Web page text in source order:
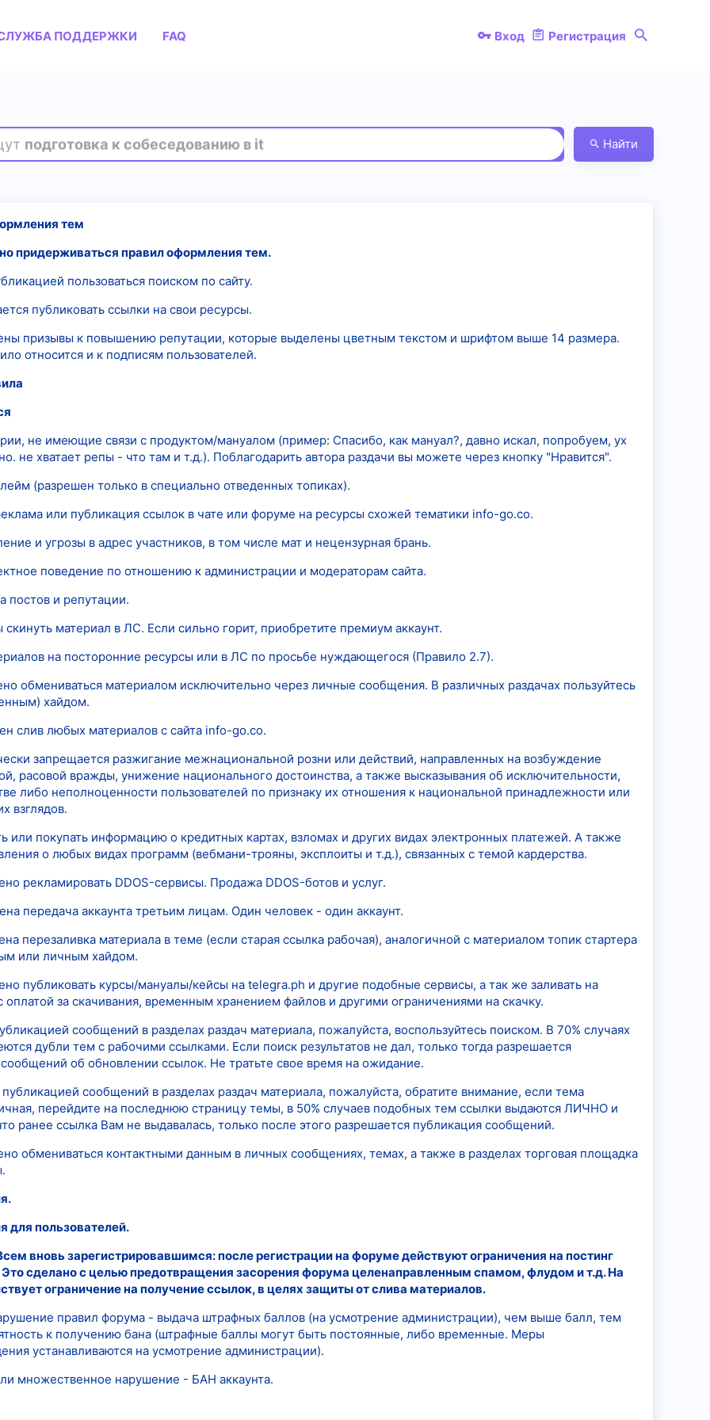
ПОДДЕРЖКИ FAQ Вход Регистрация
подготовка к собеседованию в it
Найти
тем
придерживаться правил оформления тем.
пользоваться поиском по сайту.
публиковать ссылки на свои ресурсы.
призывы к повышению репутации, которые выделены цветным текстом и шрифтом выше 14 размера.
относится и к подписям пользователей.
не имеющие связи с продуктом/мануалом (пример: Спасибо, как мануал?, давно искал, попробуем, ух
не хватает репы - что там и т.д.). Поблагодарить автора раздачи вы можете через кнопку "Нравится".
(разрешен только в специально отведенных топиках).
или публикация ссылок в чате или форуме на ресурсы схожей тематики info-go.co.
и угрозы в адрес участников, в том числе мат и нецензурная брань.
поведение по отношению к администрации и модераторам сайта.
постов и репутации.
скинуть материал в ЛС. Если сильно горит, приобретите премиум аккаунт.
на посторонние ресурсы или в ЛС по просьбе нуждающегося (Правило 2.7).
обмениваться материалом исключительно через личные сообщения. В различных раздачах пользуйтесь
хайдом.
слив любых материалов с сайта info-go.co.
запрещается разжигание межнациональной розни или действий, направленных на возбуждение
расовой вражды, унижение национального достоинства, а также высказывания об исключительности,
либо неполноценности пользователей по признаку их отношения к национальной принадлежности или
взглядов.
или покупать информацию о кредитных картах, взломах и других видах электронных платежей. А также
о любых видах программ (вебмани-трояны, эксплоиты и т.д.), связанных с темой кардерства.
рекламировать DDOS-сервисы. Продажа DDOS-ботов и услуг.
передача аккаунта третьим лицам. Один человек - один аккаунт.
перезаливка материала в теме (если старая ссылка рабочая), аналогичной с материалом топик стартера
или личным хайдом.
публиковать курсы/мануалы/кейсы на telegra.ph и другие подобные сервисы, а так же заливать на
оплатой за скачивания, временным хранением файлов и другими ограничениями на скачку.
сообщений в разделах раздач материала, пожалуйста, воспользуйтесь поиском. В 70% случаях
дубли тем с рабочими ссылками. Если поиск результатов не дал, только тогда разрешается
об обновлении ссылок. Не тратьте свое время на ожидание.
сообщений в разделах раздач материала, пожалуйста, обратите внимание, если тема
перейдите на последнюю страницу темы, в 50% случаев подобных тем ссылки выдаются ЛИЧНО и
ранее ссылка Вам не выдавалась, только после этого разрешается публикация сообщений.
обмениваться контактными данным в личных сообщениях, темах, а также в разделах торговая площадка
для пользователей.
вновь зарегистрировавшимся: после регистрации на форуме действуют ограничения на постинг
сделано с целью предотвращения засорения форума целенаправленным спамом, флудом и т.д. На
ограничение на получение ссылок, в целях защиты от слива материалов.
правил форума - выдача штрафных баллов (на усмотрение администрации), чем выше балл, тем
к получению бана (штрафные баллы могут быть постоянные, либо временные. Меры
устанавливаются на усмотрение администрации).
множественное нарушение - БАН аккаунта.